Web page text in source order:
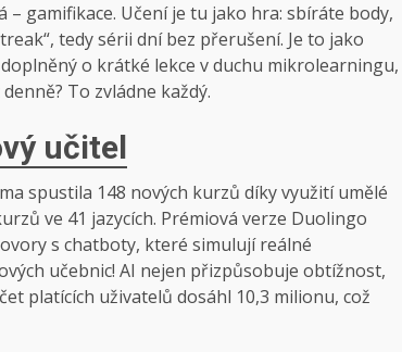
gamifikace. Učení je tu jako hra: sbíráte body,
tedy sérii dní bez přerušení. Je to jako
o krátké lekce v duchu mikrolearningu,
To zvládne každý.
učitel
spustila 148 nových kurzů díky využití umělé
ve 41 jazycích. Prémiová verze Duolingo
s chatboty, které simulují reálné
učebnic! AI nejen přizpůsobuje obtížnost,
platících uživatelů dosáhl 10,3 milionu, což